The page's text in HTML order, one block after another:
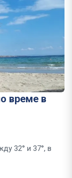
време в
32° и 37°, в